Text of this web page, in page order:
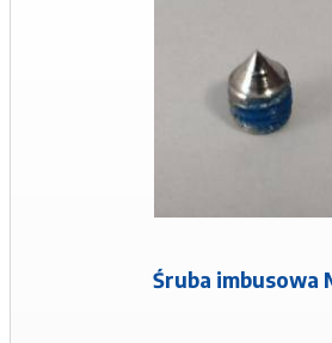
Śruba imbusowa